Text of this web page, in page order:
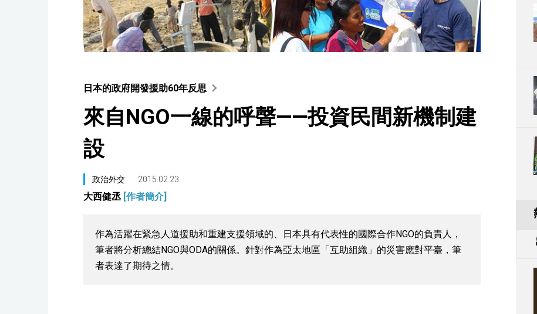
科學技術
生活
東京
日本的政府開發援助60年反思
來自NGO一線的呼聲——投資民間新機制建
設
政治外交 2015.02.23
大西健丞 [作者簡介]
作為活躍在緊急人道援助和重建支援領域的、日本具有代表性的國際合作NGO的負責人，
筆者將分析總結NGO與ODA的關係。針對作為亞太地區「互助組織」的災害應對平臺，筆
者表達了期待之情。